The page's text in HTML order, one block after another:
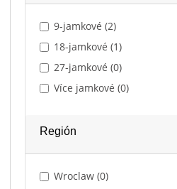
9-jamkové (2)
18-jamkové (1)
27-jamkové (0)
Více jamkové (0)
Región
Wroclaw (0)